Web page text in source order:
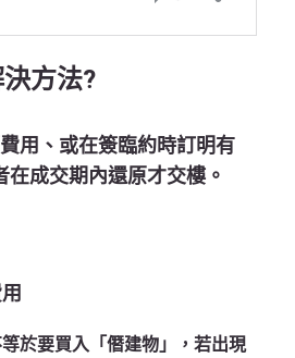
方法?
用、或在簽臨約時訂明有
在成交期內還原才交樓。
於要買入「僭建物」，若出現